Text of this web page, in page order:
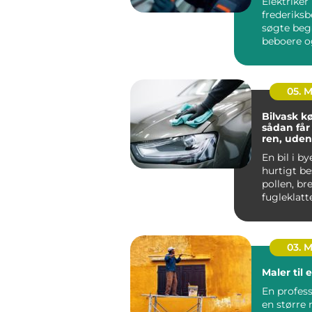
søgte
beboere
brug for
05.
Bilvask
sådan
ren,
En bil i
hurtigt
pollen,
03.
Maler til
En
en større